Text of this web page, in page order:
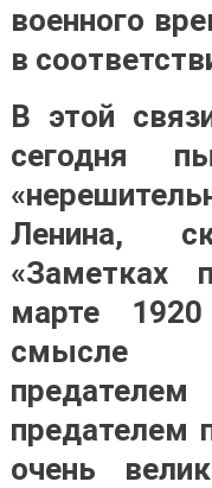
военного
в
В этой
сегодня
Ленина,
«Заметках
марте
смысле
предателем
очень